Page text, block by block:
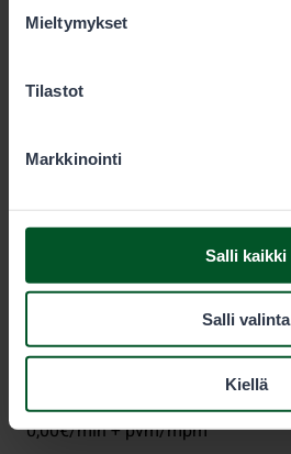
Mieltymykset
Tilastot
Markkinointi
Salli kaikki
Salli valinta
Kiellä
00521Helsinki
0,00€/min + pvm/mpm